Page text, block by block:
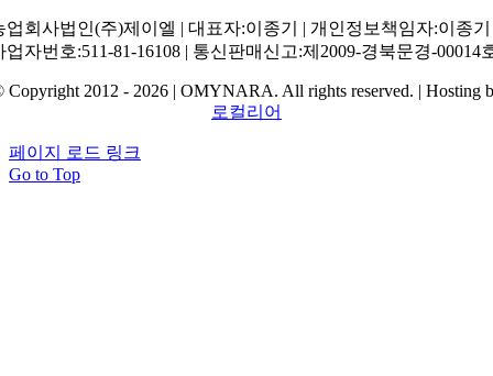
업회사법인(주)제이엘 | 대표자:이종기 | 개인정보책임자:이종기
업자번호:511-81-16108 | 통신판매신고:제2009-경북문경-00014
Copyright 2012 - 2026 | OMYNARA. All rights reserved. | Hosting
로컬리어
페이지 로드 링크
Go to Top